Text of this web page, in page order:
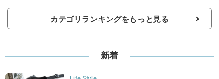
カテゴリランキングをもっと見る
新着